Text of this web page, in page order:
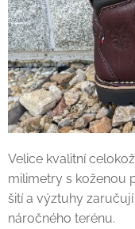
Velice kvalitní
milimetry s koženou
šití a výztuhy
náročného terénu.